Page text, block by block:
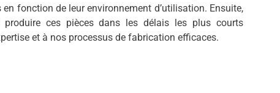
fonction de leur environnement d’utilisation. Ensuite,
produire ces pièces dans les délais les plus courts
et à nos processus de fabrication efficaces.